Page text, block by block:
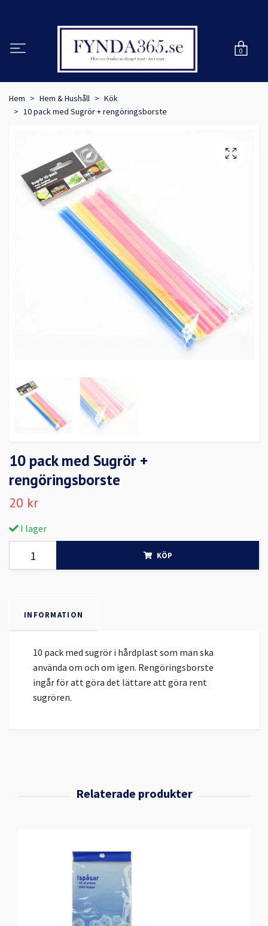
0
Hem Hem & Hushåll
Kök
10 pack med Sugrör + rengöringsborste
10 pack med Sugrör +
rengöringsborste
20 kr
I lager
KÖP
INFORMATION
10 pack med sugrör i hårdplast som man ska
använda om och om igen. Rengöringsborste
ingår för att göra det lättare att göra rent
sugrören.